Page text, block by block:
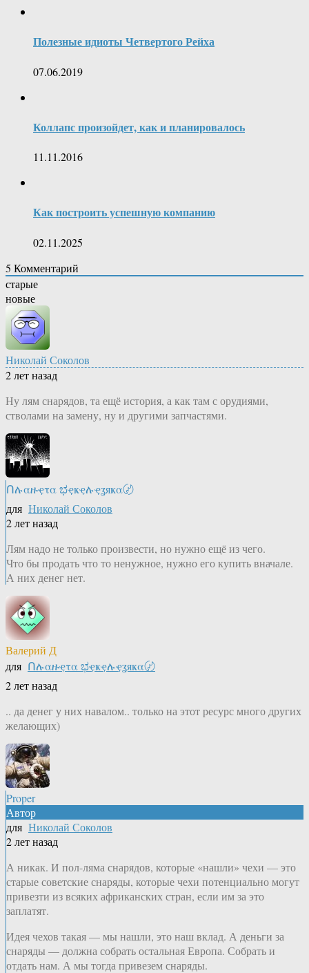
Полезные идиоты Четвертого Рейха
07.06.2019
Коллапс произойдет, как и планировалось
11.11.2016
Как построить успешную компанию
02.11.2025
5 Комментарий
старые
новые
Николай Соколов
2 лет назад
Ну лям снарядов, та ещё история, а как там с орудиями,
стволами на замену, ну и другими запчастями.
Ոሉαዙҿτα ಭҿҝҿሉҿʓяҝα〄
для Николай Соколов
2 лет назад
Лям надо не только произвести, но нужно ещё из чего.
Что бы продать что то ненужное, нужно его купить вначале.
А них денег нет.
Валерий Д
для Ոሉαዙҿτα ಭҿҝҿሉҿʓяҝα〄
2 лет назад
.. да денег у них навалом.. только на этот ресурс много других
желающих)
Proper
Автор
для Николай Соколов
2 лет назад
А никак. И пол-ляма снарядов, которые «нашли» чехи — это
старые советские снаряды, которые чехи потенциально могут
привезти из всяких африканских стран, если им за это
заплатят.
Идея чехов такая — мы нашли, это наш вклад. А деньги за
снаряды — должна собрать остальная Европа. Собрать и
отдать нам. А мы тогда привезем снаряды.